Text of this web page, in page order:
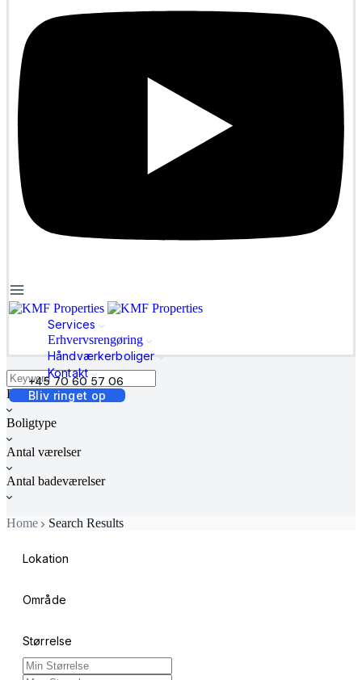
Services
Erhvervsrengøring
Håndværkerboliger
Kontakt
+45 70 60 57 06
Bliv ringet op
Boligstatus
Boligtype
Antal værelser
Antal badeværelser
Home Search Results
Lokation
Område
Størrelse